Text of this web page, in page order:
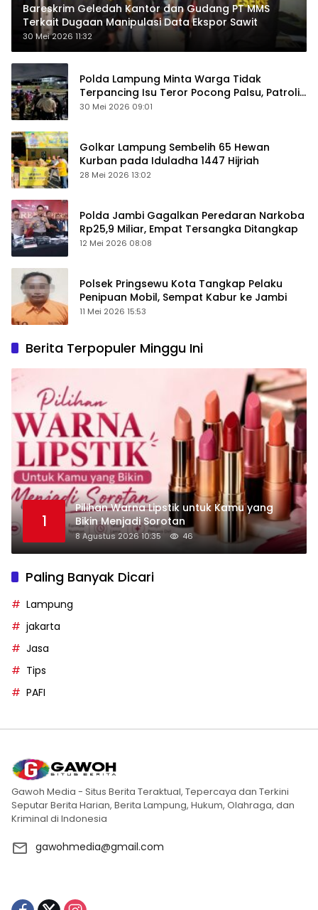
Bareskrim Geledah Kantor dan Gudang PT MMS
Terkait Dugaan Manipulasi Data Ekspor Sawit
30 Mei 2026 11:32
Polda Lampung Minta Warga Tidak
Terpancing Isu Teror Pocong Palsu, Patroli
Keamanan Ditingkatkan
30 Mei 2026 09:01
Golkar Lampung Sembelih 65 Hewan
Kurban pada Iduladha 1447 Hijriah
28 Mei 2026 13:02
Polda Jambi Gagalkan Peredaran Narkoba
Rp25,9 Miliar, Empat Tersangka Ditangkap
12 Mei 2026 08:08
Polsek Pringsewu Kota Tangkap Pelaku
Penipuan Mobil, Sempat Kabur ke Jambi
11 Mei 2026 15:53
Berita Terpopuler Minggu Ini
1
Pilihan Warna Lipstik untuk Kamu yang
Bikin Menjadi Sorotan
8 Agustus 2026 10:35 46
Paling Banyak Dicari
Lampung
jakarta
Jasa
Tips
PAFI
Gawoh Media - Situs Berita Teraktual, Tepercaya dan Terkini
Seputar Berita Harian, Berita Lampung, Hukum, Olahraga, dan
Kriminal di Indonesia
gawohmedia@gmail.com